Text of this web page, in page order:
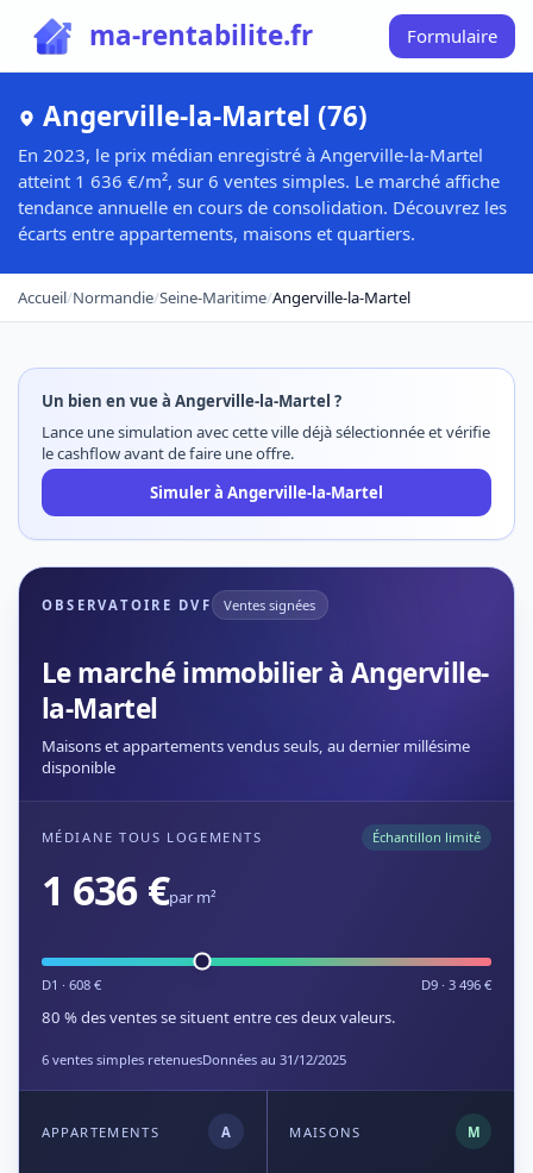
ma-rentabilite.fr Formulaire
Angerville-la-Martel (76)
En 2023, le prix médian enregistré à Angerville-la-Martel
atteint 1 636 €/m², sur 6 ventes simples. Le marché affiche
tendance annuelle en cours de consolidation. Découvrez les
écarts entre appartements, maisons et quartiers.
Accueil/Normandie/Seine-Maritime/Angerville-la-Martel
Un bien en vue à Angerville-la-Martel ?
Lance une simulation avec cette ville déjà sélectionnée et vérifie
le cashflow avant de faire une offre.
Simuler à Angerville-la-Martel
OBSERVATOIRE DVF Ventes signées
Le marché immobilier à Angerville-
la-Martel
Maisons et appartements vendus seuls, au dernier millésime
disponible
MÉDIANE TOUS LOGEMENTS Échantillon limité
1 636 €par m²
D1 · 608 € D9 · 3 496 €
80 % des ventes se situent entre ces deux valeurs.
6 ventes simples retenuesDonnées au 31/12/2025
APPARTEMENTS A MAISONS M